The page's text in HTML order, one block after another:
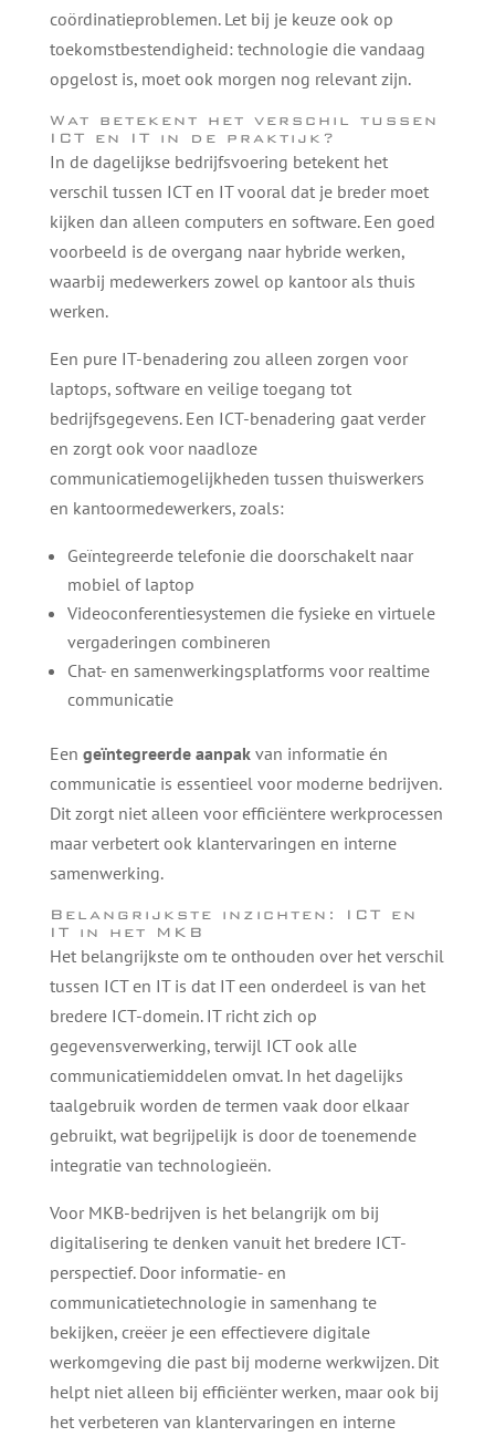
coördinatieproblemen. Let bij je keuze ook op
toekomstbestendigheid: technologie die vandaag
opgelost is, moet ook morgen nog relevant zijn.
Wat betekent het verschil tussen
ICT en IT in de praktijk?
In de dagelijkse bedrijfsvoering betekent het
verschil tussen ICT en IT vooral dat je breder moet
kijken dan alleen computers en software. Een goed
voorbeeld is de overgang naar hybride werken,
waarbij medewerkers zowel op kantoor als thuis
werken.
Een pure IT-benadering zou alleen zorgen voor
laptops, software en veilige toegang tot
bedrijfsgegevens. Een ICT-benadering gaat verder
en zorgt ook voor naadloze
communicatiemogelijkheden tussen thuiswerkers
en kantoormedewerkers, zoals:
Geïntegreerde telefonie die doorschakelt naar
mobiel of laptop
Videoconferentiesystemen die fysieke en virtuele
vergaderingen combineren
Chat- en samenwerkingsplatforms voor realtime
communicatie
Een geïntegreerde aanpakvan informatie én
communicatie is essentieel voor moderne bedrijven.
Dit zorgt niet alleen voor efficiëntere werkprocessen
maar verbetert ook klantervaringen en interne
samenwerking.
Belangrijkste inzichten: ICT en
IT in het MKB
Het belangrijkste om te onthouden over het verschil
tussen ICT en IT is dat IT een onderdeel is van het
bredere ICT-domein. IT richt zich op
gegevensverwerking, terwijl ICT ook alle
communicatiemiddelen omvat. In het dagelijks
taalgebruik worden de termen vaak door elkaar
gebruikt, wat begrijpelijk is door de toenemende
integratie van technologieën.
Voor MKB-bedrijven is het belangrijk om bij
digitalisering te denken vanuit het bredere ICT-
perspectief. Door informatie- en
communicatietechnologie in samenhang te
bekijken, creëer je een effectievere digitale
werkomgeving die past bij moderne werkwijzen. Dit
helpt niet alleen bij efficiënter werken, maar ook bij
het verbeteren van klantervaringen en interne